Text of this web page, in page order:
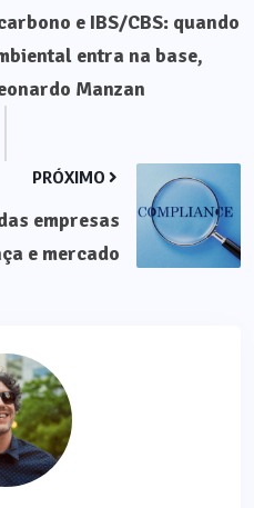
e IBS/CBS: quando
entra na base,
Manzan
PRÓXIMO
empresas
e mercado